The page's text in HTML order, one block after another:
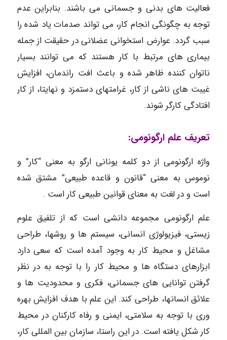
فعالیت های بدنی و جسمانی می باشند. بنابراین عدم
توجه به چگونگی انجام کار، می تواند صدمات یاد شده را
سبب گردد. عوارض استخوانی عضلانی در حقیقت از جمله
بیماری های مرتبط با کار هستند که می توانند بسیار
ناتوان کننده ظاهر شده و باعث افت راندمان، افزایش
غیبت های ناشی از کار، غرامتهای دستمزد و نهایتا، از کار
افتادگی کارگر شوند.
تعریف علم ارگونومی:
واژه ارگونومی از دو کلمه یونانی ارگو به معنی “کار” و
نوموس به معنی “قانون و قاعده طبیعی” مشتق شده
است و در لغت به معنای قوانین طبیعی کار است .
علم ارگونومی مجموعه دانشی است که از تلفیق علوم
زیستی، فیزیولوژی انسانی، سیستم ها و روشها، طراحی
مشاغل و محیط کار به وجود آمده است که سعی دارد
ابزارهای دستگاه ها و محیط کار را با توجه به در نظر
گرفتن توانایی های جسمانی، فکری و محدودیت ها و
علائق انسانها، طراحی کند. این علم با هدف افزایش بهره
وری با توجه به سلامتی، ایمنی و رفاه کارکنان در محیط
کار شکل یافته است. در این راستا، سازمان بین المللی کار،